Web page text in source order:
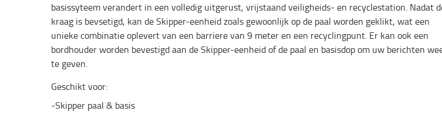
basissyteem verandert in een volledig uitgerust, vrijstaand veiligheids- en recyclestation. Nadat
kraag is bevsetigd, kan de Skipper-eenheid zoals gewoonlijk op de paal worden geklikt, wat een
unieke combinatie oplevert van een barriere van 9 meter en een recyclingpunt. Er kan ook een
bordhouder worden bevestigd aan de Skipper-eenheid of de paal en basisdop om uw berichten
te geven.
Geschikt voor:
-Skipper paal & basis